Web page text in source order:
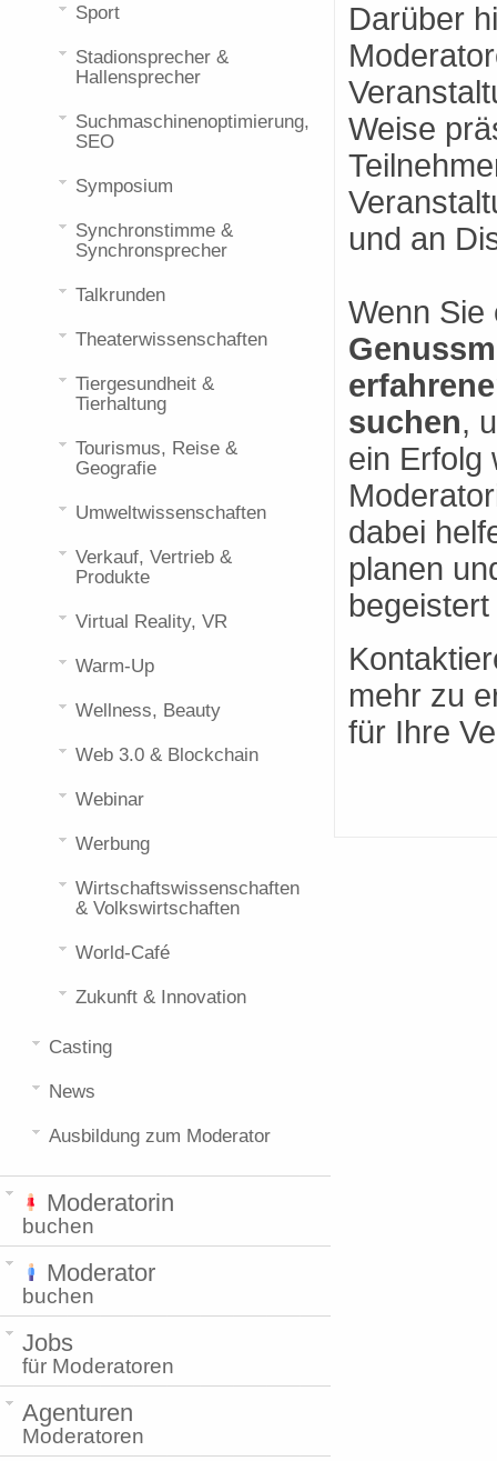
Darüber
Weise
und an
Wenn
suchen,
ein Erfolg
dabei
planen
mehr zu
für Ihre
Sport
Stadionsprecher &
Hallensprecher
Suchmaschinenoptimierung,
SEO
Symposium
Synchronstimme &
Synchronsprecher
Talkrunden
Theaterwissenschaften
Tiergesundheit &
Tierhaltung
Tourismus, Reise &
Geografie
Umweltwissenschaften
Verkauf, Vertrieb &
Produkte
Virtual Reality, VR
Warm-Up
Wellness, Beauty
Web 3.0 & Blockchain
Webinar
Werbung
Wirtschaftswissenschaften
& Volkswirtschaften
World-Café
Zukunft & Innovation
Casting
News
Ausbildung zum Moderator
Moderatorin
buchen
Moderator
buchen
Jobs
für Moderatoren
Agenturen
Moderatoren